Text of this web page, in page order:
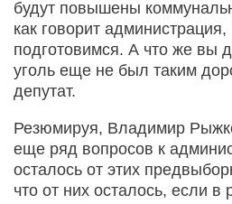
будут повышены
как говорит
подготовимся. А что же вы
уголь еще не был таким
депутат.
Резюмируя, Владимир
еще ряд вопросов к
осталось от этих
что от них осталось, если